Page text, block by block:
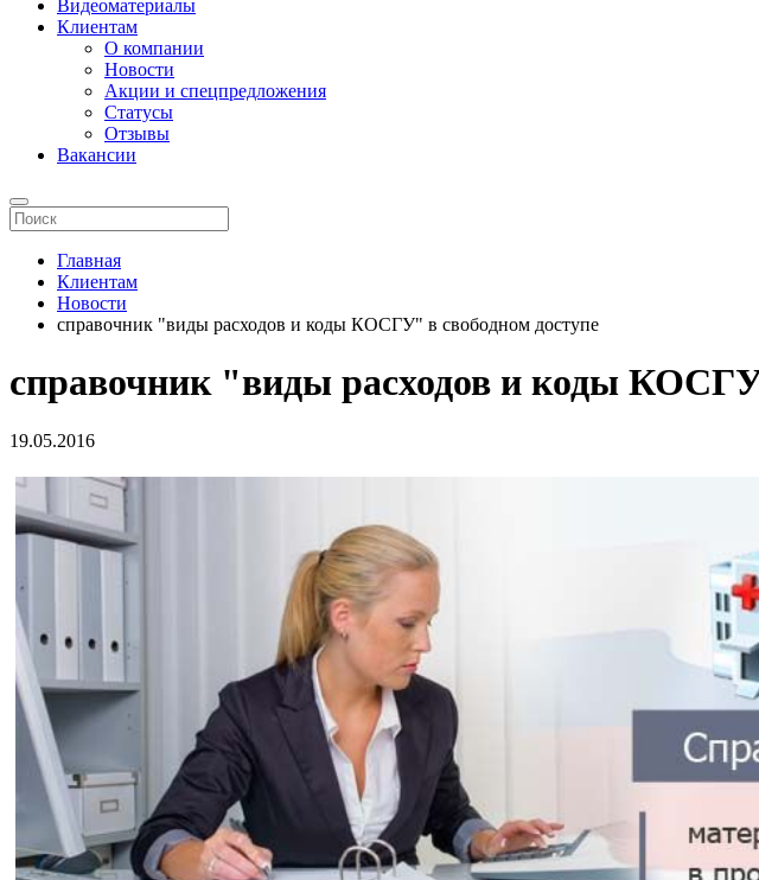
Видеоматериалы
Клиентам
О компании
Новости
Акции и спецпредложения
Статусы
Отзывы
Вакансии
Главная
Клиентам
Новости
справочник "виды расходов и коды КОСГУ" в свободном доступе
справочник "виды расходов и коды
19.05.2016